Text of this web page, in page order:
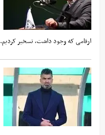
ارقامی که وجود داشت، تسخیر کردیم.